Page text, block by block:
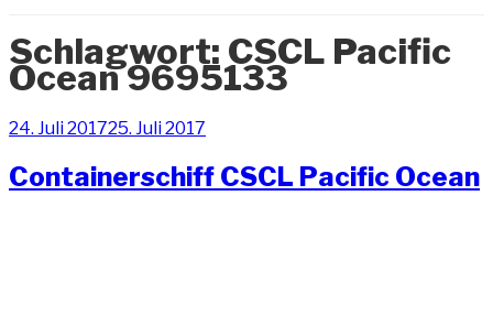
Schlagwort: CSCL Pacific
Ocean 9695133
Veröffentlicht
24. Juli 201725. Juli 2017
Containerschiff CSCL Pacific Ocean